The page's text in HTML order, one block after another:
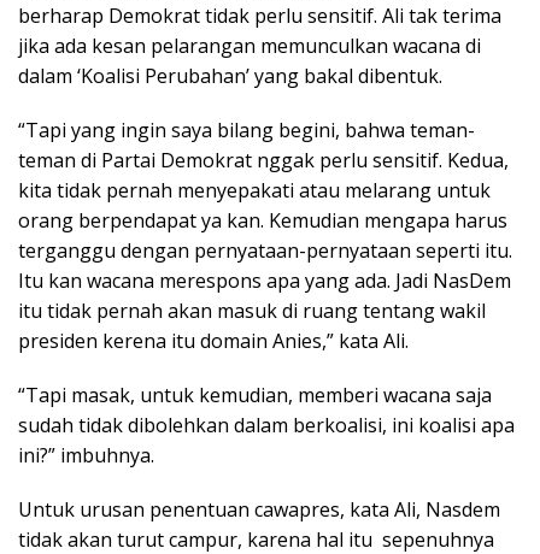
berharap Demokrat tidak perlu sensitif. Ali tak terima
jika ada kesan pelarangan memunculkan wacana di
dalam ‘Koalisi Perubahan’ yang bakal dibentuk.
“Tapi yang ingin saya bilang begini, bahwa teman-
teman di Partai Demokrat nggak perlu sensitif. Kedua,
kita tidak pernah menyepakati atau melarang untuk
orang berpendapat ya kan. Kemudian mengapa harus
terganggu dengan pernyataan-pernyataan seperti itu.
Itu kan wacana merespons apa yang ada. Jadi NasDem
itu tidak pernah akan masuk di ruang tentang wakil
presiden kerena itu domain Anies,” kata Ali.
“Tapi masak, untuk kemudian, memberi wacana saja
sudah tidak dibolehkan dalam berkoalisi, ini koalisi apa
ini?” imbuhnya.
Untuk urusan penentuan cawapres, kata Ali, Nasdem
tidak akan turut campur, karena hal itu sepenuhnya